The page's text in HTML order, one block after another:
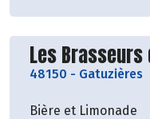
Découvrir le
Les
48150 - Gatuzières
Bière et Limonade